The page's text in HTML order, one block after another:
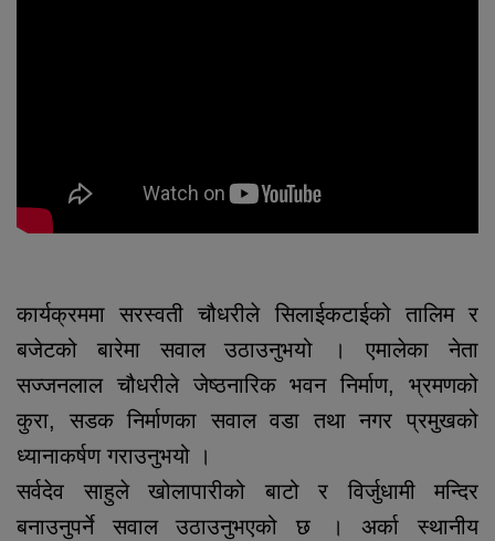
कार्यक्रममा सरस्वती चौधरीले सिलाईकटाईको तालिम र
बजेटको बारेमा सवाल उठाउनुभयो । एमालेका नेता
सज्जनलाल चौधरीले जेष्ठनारिक भवन निर्माण, भ्रमणको
कुरा, सडक निर्माणका सवाल वडा तथा नगर प्रमुखको
ध्यानाकर्षण गराउनुभयो ।
सर्वदेव साहुले खोलापारीको बाटो र विर्जुधामी मन्दिर
बनाउनुपर्ने सवाल उठाउनुभएको छ । अर्का स्थानीय